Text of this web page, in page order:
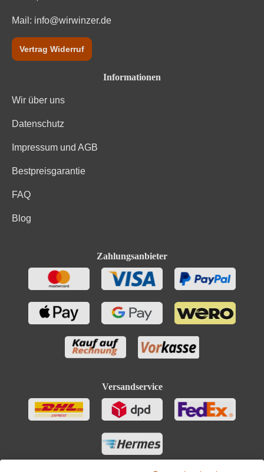
Mail: info@wirwinzer.de
Vertrag Widerruf
Informationen
Wir über uns
Datenschutz
Impressum und AGB
Bestpreisgarantie
FAQ
Blog
Zahlungsanbieter
Versandservice